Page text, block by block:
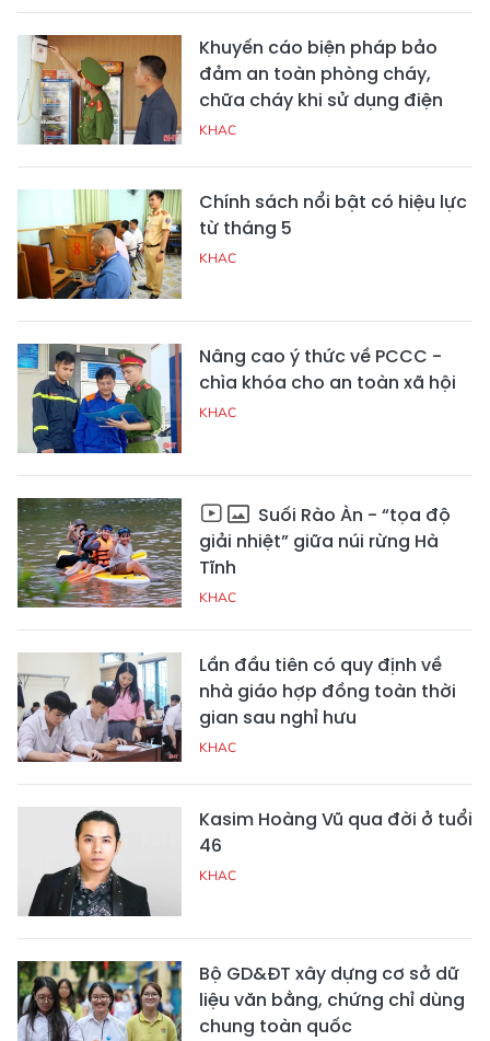
Khuyến cáo biện pháp bảo
đảm an toàn phòng cháy,
chữa cháy khi sử dụng điện
KHAC
Chính sách nổi bật có hiệu lực
từ tháng 5
KHAC
Nâng cao ý thức về PCCC -
chìa khóa cho an toàn xã hội
KHAC
Suối Rào Àn - “tọa độ
giải nhiệt” giữa núi rừng Hà
Tĩnh
KHAC
Lần đầu tiên có quy định về
nhà giáo hợp đồng toàn thời
gian sau nghỉ hưu
KHAC
Kasim Hoàng Vũ qua đời ở tuổi
46
KHAC
Bộ GD&ĐT xây dựng cơ sở dữ
liệu văn bằng, chứng chỉ dùng
chung toàn quốc